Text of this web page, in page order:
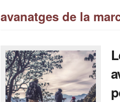
avanatges de la